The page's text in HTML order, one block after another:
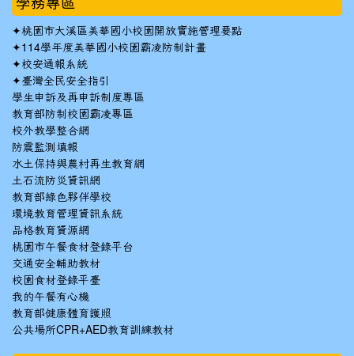
✦桃園市大溪區美華國小校園開放實施管理要點
✦114學年度美華國小校園霸凌防制計畫
✦校安通報系統
✦臺灣全民安全指引
學生申訴及再申訴制度專區
教育部防制校園霸凌專區
校外教學整合網
防震監測填報
水土保持與農村再生教育網
土石流防災資訊網
教育部綠色夥伴學校
環境教育管理資訊系統
品格教育資源網
桃園市午餐食材登錄平台
交通安全輔助教材
校園食材登錄平臺
我的午餐有心機
教育部健康體育護照
公共場所CPR+AED教育訓練教材